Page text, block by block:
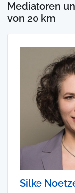
Mediatoren
von 20 km
Silke